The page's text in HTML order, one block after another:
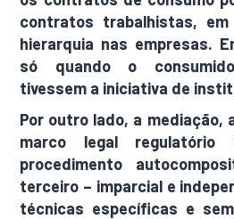
contratos trabalhistas, em
hierarquia nas empresas.
só quando o
tivessem a iniciativa de
Por outro lado, a mediação,
marco legal
procedimento
terceiro – imparcial e
técnicas específicas e